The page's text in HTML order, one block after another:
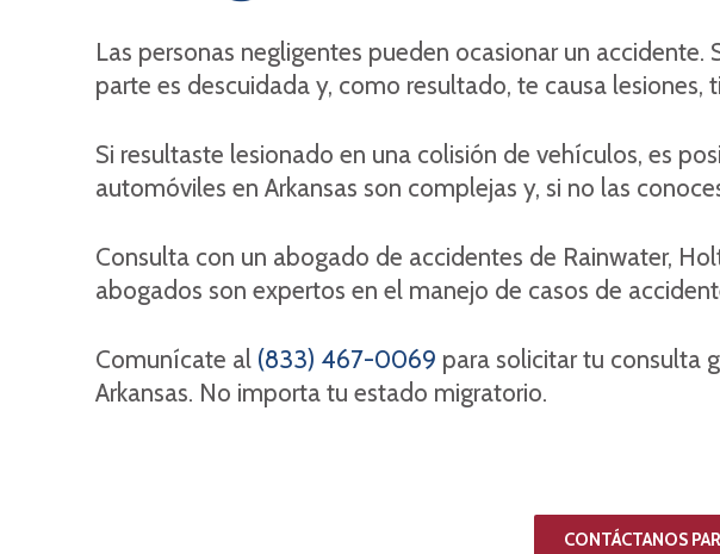
Las personas negligentes pueden ocasionar un
parte es descuidada y, como resultado, te causa
Si resultaste lesionado en una colisión de vehículos, es
automóviles en Arkansas son complejas y, si no las
Consulta con un abogado de accidentes de Rainwater,
abogados son expertos en el manejo de casos de
Comunícate al (833) 467-0069 para solicitar tu consulta
Arkansas. No importa tu estado migratorio.
CONTÁCTANOS